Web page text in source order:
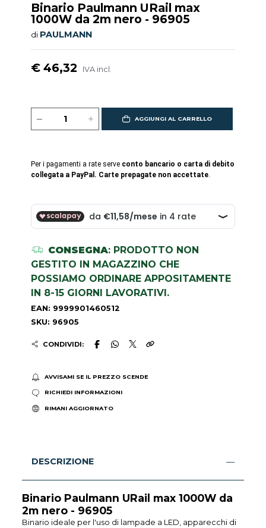
Binario Paulmann URail max
1000W da 2m nero - 96905
di PAULMANN
€ 46,32 IVA incl.
AGGIUNGI AL CARRELLO
Per i pagamenti a rate serve conto bancario o carta di debito
collegata a PayPal. Carte prepagate non accettate.
CONSEGNA: PRODOTTO NON
GESTITO IN MAGAZZINO CHE
POSSIAMO ORDINARE APPOSITAMENTE
IN 8-15 GIORNI LAVORATIVI.
EAN: 9999901460512
SKU: 96905
CONDIVIDI:
AVVISAMI SE IL PREZZO SCENDE
RICHIEDI INFORMAZIONI
RIMANI AGGIORNATO
DESCRIZIONE
Binario Paulmann URail max 1000W da
2m nero - 96905
Binario ideale per l'uso di lampade a LED, apparecchi di